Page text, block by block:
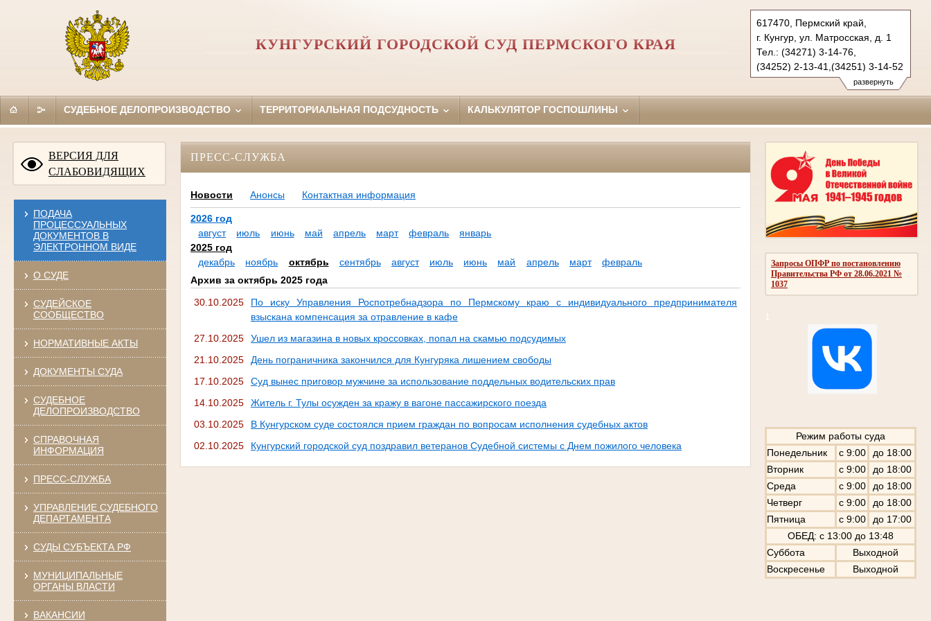
развернуть
617470, Пермский край,
г. Кунгур, ул. Матросская, д. 1
Тел.: (34271) 3-14-76,
(34252) 2-13-41,(34251) 3-14-52
kungursky.perm@sudrf.ru
kishertsky.perm@sudrf.ru
КУНГУРСКИЙ ГОРОДСКОЙ СУД ПЕРМСКОГО КРАЯ
СУДЕБНОЕ ДЕЛОПРОИЗВОДСТВО ТЕРРИТОРИАЛЬНАЯ ПОДСУДНОСТЬ КАЛЬКУЛЯТОР ГОСПОШЛИНЫ
ВЕРСИЯ ДЛЯ
СЛАБОВИДЯЩИХ
ПОДАЧА
ПРОЦЕССУАЛЬНЫХ
ДОКУМЕНТОВ В
ЭЛЕКТРОННОМ ВИДЕ
О СУДЕ
СУДЕЙСКОЕ
СООБЩЕСТВО
НОРМАТИВНЫЕ АКТЫ
ДОКУМЕНТЫ СУДА
СУДЕБНОЕ
ДЕЛОПРОИЗВОДСТВО
СПРАВОЧНАЯ
ИНФОРМАЦИЯ
ПРЕСС-СЛУЖБА
УПРАВЛЕНИЕ СУДЕБНОГО
ДЕПАРТАМЕНТА
СУДЫ СУБЪЕКТА РФ
МУНИЦИПАЛЬНЫЕ
ОРГАНЫ ВЛАСТИ
ВАКАНСИИ
Запросы ОПФР по постановлению
Правительства РФ от 28.06.2021 №
1037
Режим работы суда
Понедельник
с 9:00
до 18:00
Вторник
с 9:00
до 18:00
Среда
с 9:00
до 18:00
Четверг
с 9:00
до 18:00
Пятница
с 9:00
до 17:00
ОБЕД: с 13:00 до 13:48
Суббота
Выходной
Воскресенье
Выходной
ПРЕСС-СЛУЖБА
Новости Анонсы Контактная информация
2026 год
август
июль июнь май апрель март февраль
январь
2025 год
декабрь
ноябрь октябрь сентябрь август июль июнь май апрель март
февраль
Архив за октябрь 2025 года
30.10.2025
По иску Управления Роспотребнадзора по Пермскому краю с индивидуального предпринимателя
взыскана компенсация за отравление в кафе
27.10.2025
Ушел из магазина в новых кроссовках, попал на скамью подсудимых
21.10.2025
День пограничника закончился для Кунгуряка лишением свободы
17.10.2025
Суд вынес приговор мужчине за использование поддельных водительских прав
14.10.2025
Житель г. Тулы осужден за кражу в вагоне пассажирского поезда
03.10.2025
В Кунгурском суде состоялся прием граждан по вопросам исполнения судебных актов
02.10.2025
Кунгурский городской суд поздравил ветеранов Судебной системы с Днем пожилого человека